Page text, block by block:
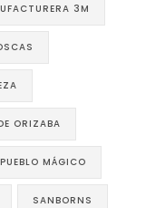
3M
ORIZABA
PUEBLO MÁGICO
SANBORNS